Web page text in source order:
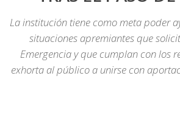
La institución tiene como meta poder
situaciones apremiantes que
Emergencia y que cumplan con los
exhorta al público a unirse con